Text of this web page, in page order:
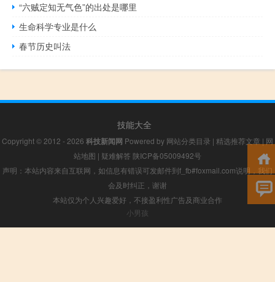
“六贼定知无气色”的出处是哪里
生命科学专业是什么
春节历史叫法
技能大全
Copyright © 2012 - 2026 科技新闻网 Powered by 网站分类目录 | 精选推荐文章 | 网
站地图 | 疑难解答 陕ICP备05009492号
声明：本站内容来自互联网，如信息有错误可发邮件到f_fb#foxmail.com说明，我们
会及时纠正，谢谢
本站仅为个人兴趣爱好，不接盈利性广告及商业合作
小男孩